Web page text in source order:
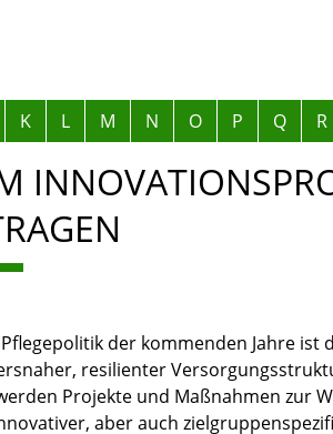
K L M N O P Q R
der kommenden Jahre ist
resilienter
Projekte und Maßnahmen zur
aber auch